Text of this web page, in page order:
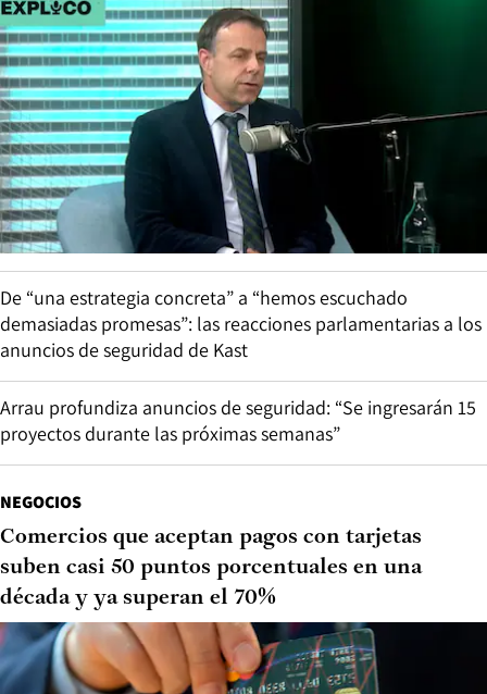
De “una estrategia concreta” a “hemos escuchado
demasiadas promesas”: las reacciones parlamentarias a los
anuncios de seguridad de Kast
Arrau profundiza anuncios de seguridad: “Se ingresarán 15
proyectos durante las próximas semanas”
NEGOCIOS
Comercios que aceptan pagos con tarjetas
suben casi 50 puntos porcentuales en una
década y ya superan el 70%